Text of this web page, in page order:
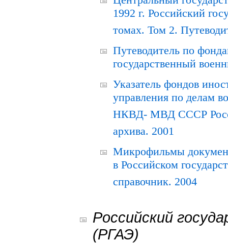
1992 г. Российский
томах. Том 2.
Путеводитель по
государственный
Указатель фондов
управления по делам
НКВД- МВД СССР
архива. 2001
Микрофильмы
в Российском
справочник. 2004
Российский
(РГАЭ)